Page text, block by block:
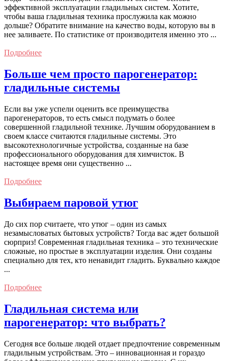
эффективной эксплуатации гладильных систем. Хотите,
чтобы ваша гладильная техника прослужила как можно
дольше? Обратите внимание на качество воды, которую вы в
нее заливаете. По статистике от производителя именно это ...
Подробнее
Больше чем просто парогенератор:
гладильные системы
Если вы уже успели оценить все преимущества
парогенераторов, то есть смысл подумать о более
совершенной гладильной технике. Лучшим оборудованием в
своем классе считаются гладильные системы. Это
высокотехнологичные устройства, созданные на базе
профессионального оборудования для химчисток. В
настоящее время они существенно ...
Подробнее
Выбираем паровой утюг
До сих пор считаете, что утюг – один из самых
незамысловатых бытовых устройств? Тогда вас ждет большой
сюрприз! Современная гладильная техника – это технические
сложные, но простые в эксплуатации изделия. Они созданы
специально для тех, кто ненавидит гладить. Буквально каждое
...
Подробнее
Гладильная система или
парогенератор: что выбрать?
Сегодня все больше людей отдает предпочтение современным
гладильным устройствам. Это – инновационная и гораздо